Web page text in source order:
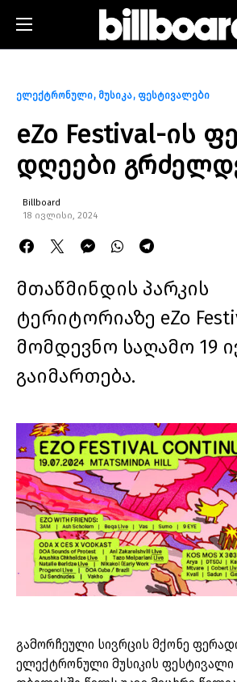
ელექტრონული მუსიკა ფესტივალები
eZo Festival-ის
დღეები
Billboard
18 ივლისი, 2024
მთაწმინდის პარკის
ტერიტორიაზე eZo
მომდევნო საღამო 19
გაიმართება.
გამორჩეული სივრცის მქონე
ელექტრონული მუსიკის ფესტივალი